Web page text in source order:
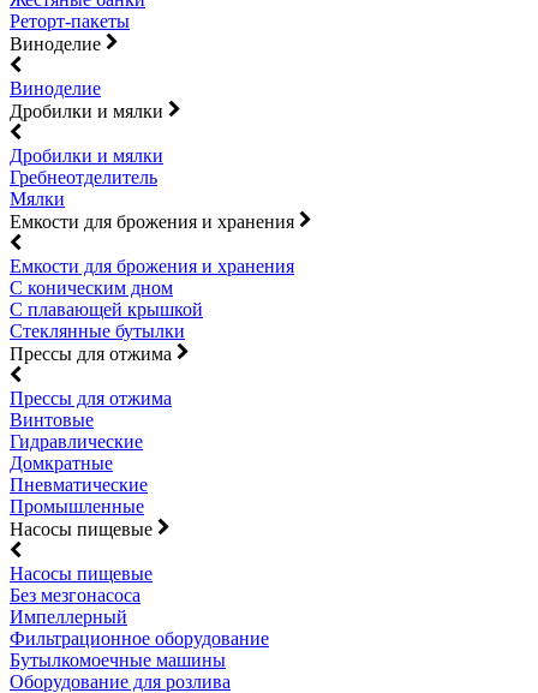
Реторт-пакеты
Виноделие
Виноделие
Дробилки и мялки
Дробилки и мялки
Гребнеотделитель
Мялки
Емкости для брожения и хранения
Емкости для брожения и хранения
С коническим дном
С плавающей крышкой
Стеклянные бутылки
Прессы для отжима
Прессы для отжима
Винтовые
Гидравлические
Домкратные
Пневматические
Промышленные
Насосы пищевые
Насосы пищевые
Без мезгонасоса
Импеллерный
Фильтрационное оборудование
Бутылкомоечные машины
Оборудование для розлива